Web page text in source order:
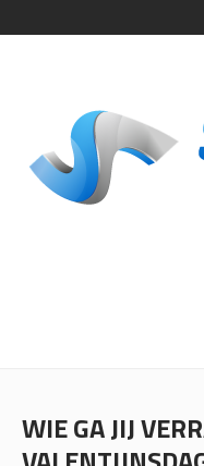
WIE GA JIJ